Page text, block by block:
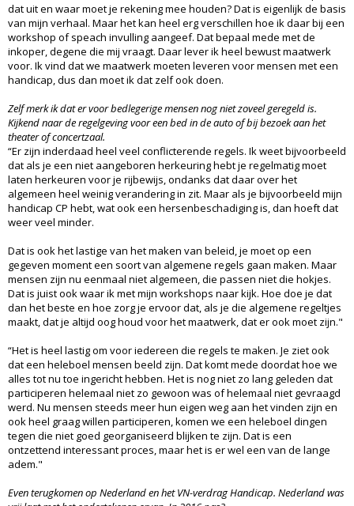
dat uit en waar moet je rekening mee houden? Dat is eigenlijk de basis
van mijn verhaal. Maar het kan heel erg verschillen hoe ik daar bij een
workshop of speach invulling aangeef. Dat bepaal mede met de
inkoper, degene die mij vraagt. Daar lever ik heel bewust maatwerk
voor. Ik vind dat we maatwerk moeten leveren voor mensen met een
handicap, dus dan moet ik dat zelf ook doen.
Zelf merk ik dat er voor bedlegerige mensen nog niet zoveel geregeld is.
Kijkend naar de regelgeving voor een bed in de auto of bij bezoek aan het
theater of concertzaal.
“Er zijn inderdaad heel veel conflicterende regels. Ik weet bijvoorbeeld
dat als je een niet aangeboren herkeuring hebt je regelmatig moet
laten herkeuren voor je rijbewijs, ondanks dat daar over het
algemeen heel weinig verandering in zit. Maar als je bijvoorbeeld mijn
handicap CP hebt, wat ook een hersenbeschadiging is, dan hoeft dat
weer veel minder.
Dat is ook het lastige van het maken van beleid, je moet op een
gegeven moment een soort van algemene regels gaan maken. Maar
mensen zijn nu eenmaal niet algemeen, die passen niet die hokjes.
Dat is juist ook waar ik met mijn workshops naar kijk. Hoe doe je dat
dan het beste en hoe zorg je ervoor dat, als je die algemene regeltjes
maakt, dat je altijd oog houd voor het maatwerk, dat er ook moet zijn."
“Het is heel lastig om voor iedereen die regels te maken. Je ziet ook
dat een heleboel mensen beeld zijn. Dat komt mede doordat hoe we
alles tot nu toe ingericht hebben. Het is nog niet zo lang geleden dat
participeren helemaal niet zo gewoon was of helemaal niet gevraagd
werd. Nu mensen steeds meer hun eigen weg aan het vinden zijn en
ook heel graag willen participeren, komen we een heleboel dingen
tegen die niet goed georganiseerd blijken te zijn. Dat is een
ontzettend interessant proces, maar het is er wel een van de lange
adem."
Even terugkomen op Nederland en het VN-verdrag Handicap. Nederland was